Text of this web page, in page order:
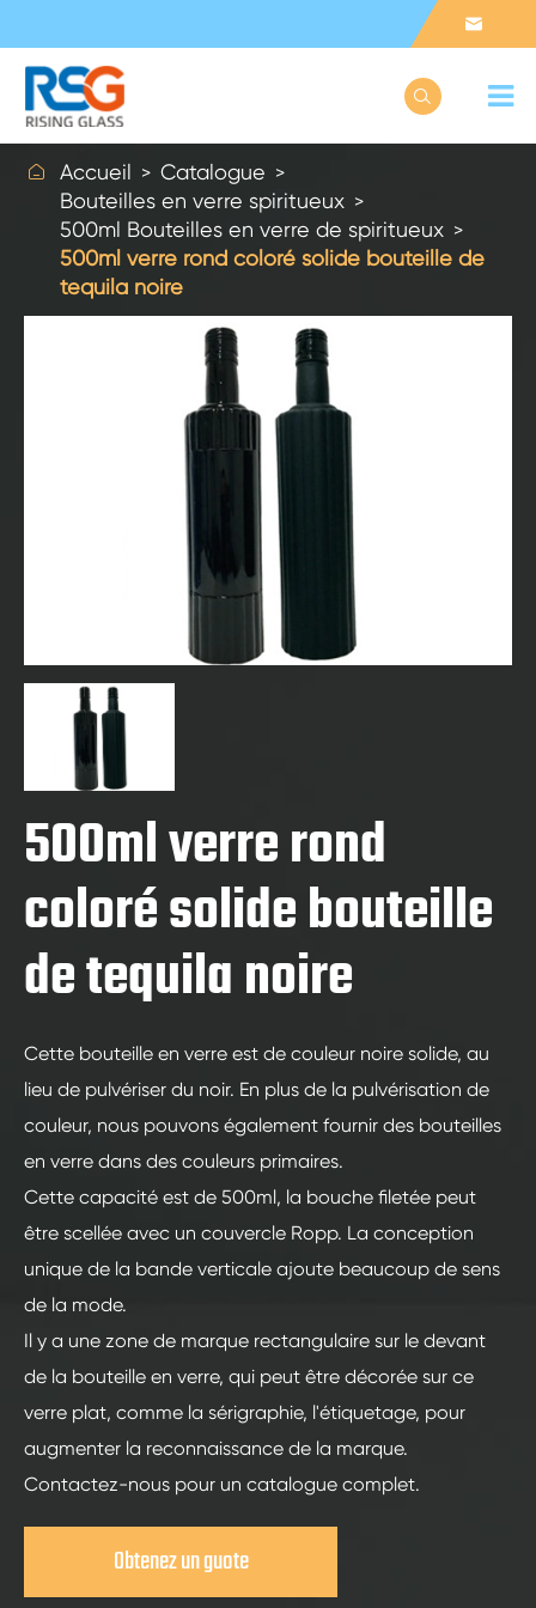


 Accueil
Catalogue
Bouteilles en verre spiritueux
500ml Bouteilles en verre de spiritueux
500ml verre rond coloré solide bouteille de
tequila noire
500ml verre rond
coloré solide bouteille
de tequila noire
Cette bouteille en verre est de couleur noire solide, au
lieu de pulvériser du noir. En plus de la pulvérisation de
couleur, nous pouvons également fournir des bouteilles
en verre dans des couleurs primaires.
Cette capacité est de 500ml, la bouche filetée peut
être scellée avec un couvercle Ropp. La conception
unique de la bande verticale ajoute beaucoup de sens
de la mode.
Il y a une zone de marque rectangulaire sur le devant
de la bouteille en verre, qui peut être décorée sur ce
verre plat, comme la sérigraphie, l'étiquetage, pour
augmenter la reconnaissance de la marque.
Contactez-nous pour un catalogue complet.
Obtenez un guote